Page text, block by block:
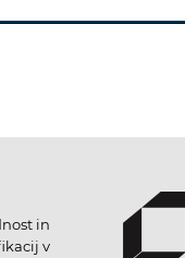
in
v